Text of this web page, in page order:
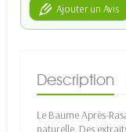
Ajouter un Avis
Description
Le Baume Après-